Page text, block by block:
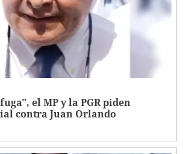
el MP y la PGR piden
contra Juan Orlando